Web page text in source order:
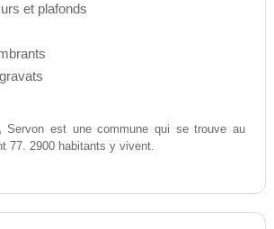
et plafonds
Servon est une commune qui se trouve au
77. 2900 habitants y vivent.